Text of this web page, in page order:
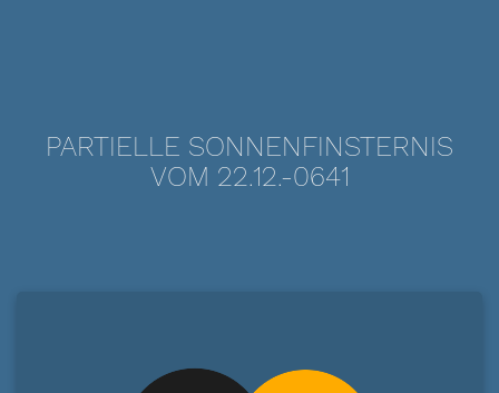
PARTIELLE SONNENFINSTERNIS
VOM 22.12.-0641